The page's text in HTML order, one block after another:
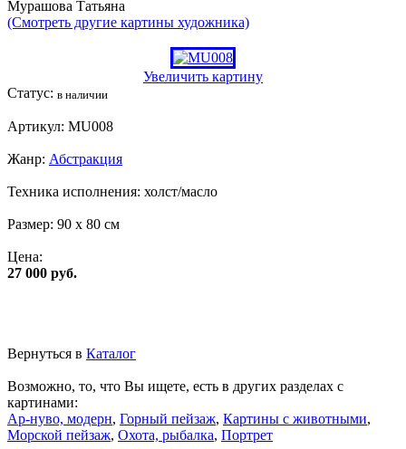
Мурaшовa Татьяна
(Смотреть другие картины художника)
Увеличить картину
Статус: в наличии
Артикул: MU008
Жанр: Абстракция
Техника исполнения: холст/масло
Размер: 90 x 80 см
Цена:
27 000 руб.
Вернуться в Каталог
Возможно, то, что Вы ищете, есть в других разделах с
картинами:
Ар-нуво, модерн, Горный пейзаж, Картины с животными,
Морской пейзаж, Охота, рыбалка, Портрет